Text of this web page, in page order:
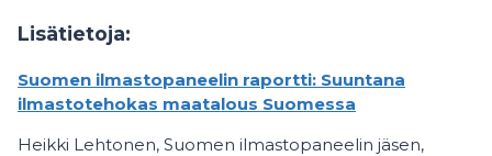
Lisätietoja:
Suomen ilmastopaneelin raportti: Suuntana
ilmastotehokas maatalous Suomessa
Heikki Lehtonen, Suomen ilmastopaneelin jäsen,